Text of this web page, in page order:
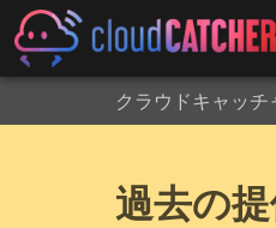
クラウドキャッチ
過去の